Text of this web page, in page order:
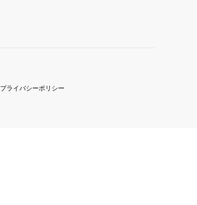
プライバシーポリシー